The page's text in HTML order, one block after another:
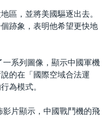
區，並將美國驅逐出去。
跡象，表明他希望更快地
系列圖像，顯示中國軍機
的在「國際空域合法運
為模式。
片顯示，中國戰鬥機的飛